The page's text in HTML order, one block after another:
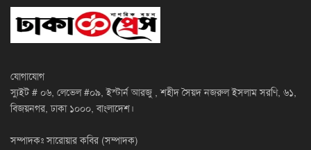
যোগাযোগ
স্যুইট # ০৬, লেভেল #০৯, ইস্টার্ন আরজু , শহীদ সৈয়দ নজরুল ইসলাম সরণি, ৬১,
বিজয়নগর, ঢাকা ১০০০, বাংলাদেশ।
সম্পাদকঃ সারোয়ার কবির (সম্পাদক)